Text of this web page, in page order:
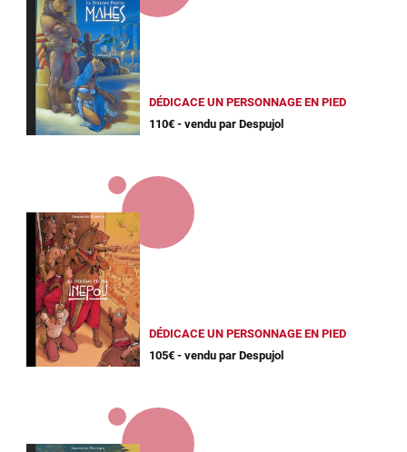
DÉDICACE UN PERSONNAGE EN PIED
110€ - vendu par Despujol
DÉDICACE UN PERSONNAGE EN PIED
105€ - vendu par Despujol